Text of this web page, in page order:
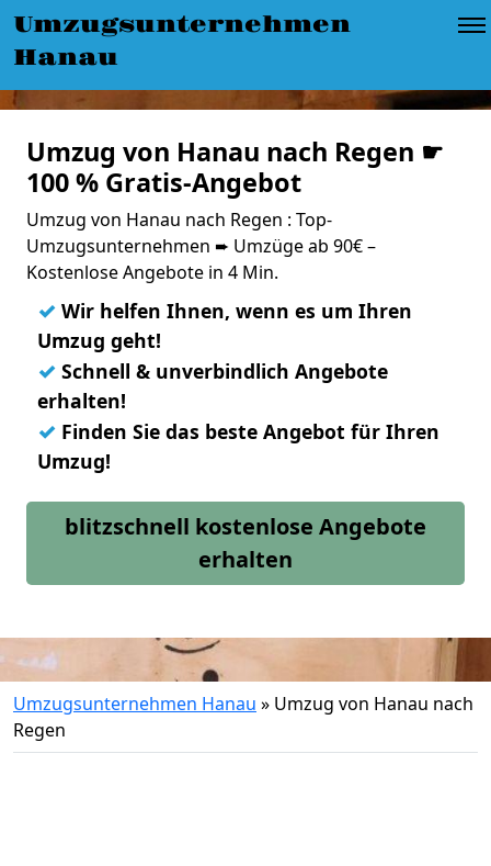
Umzugsunternehmen
Hanau
Umzug von Hanau nach Regen ☛
100 % Gratis-Angebot
Umzug von Hanau nach Regen : Top-
Umzugsunternehmen ➨ Umzüge ab 90€ –
Kostenlose Angebote in 4 Min.
✓ Wir helfen Ihnen, wenn es um Ihren
Umzug geht!
✓ Schnell & unverbindlich Angebote
erhalten!
✓ Finden Sie das beste Angebot für Ihren
Umzug!
blitzschnell kostenlose Angebote
erhalten
Umzugsunternehmen Hanau » Umzug von Hanau nach
Regen